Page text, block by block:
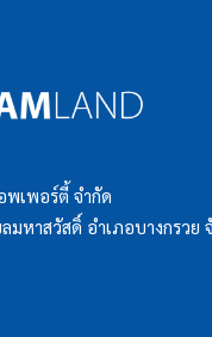
เพอร์ตี้ จำกัด
มหาสวัสดิ์ อำเภอบางกรวย